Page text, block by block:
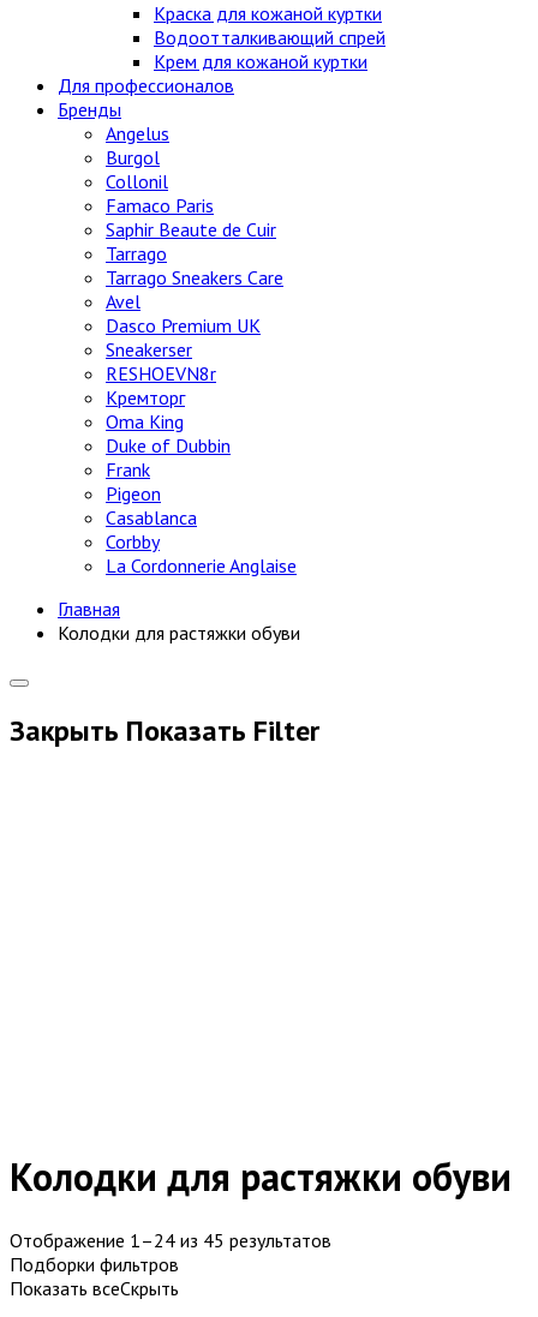
Краска для кожаной куртки
Водоотталкивающий спрей
Крем для кожаной куртки
Для профессионалов
Бренды
Angelus
Burgol
Collonil
Famaco Paris
Saphir Beaute de Cuir
Tarrago
Tarrago Sneakers Care
Avel
Dasco Premium UK
Sneakerser
RESHOEVN8r
Кремторг
Oma King
Duke of Dubbin
Frank
Pigeon
Casablanca
Corbby
La Cordonnerie Anglaise
Главная
Колодки для растяжки обуви
Закрыть Показать Filter
Колодки для растяжки обуви
Отображение 1–24 из 45 результатов
Подборки фильтров
Показать всеСкрыть